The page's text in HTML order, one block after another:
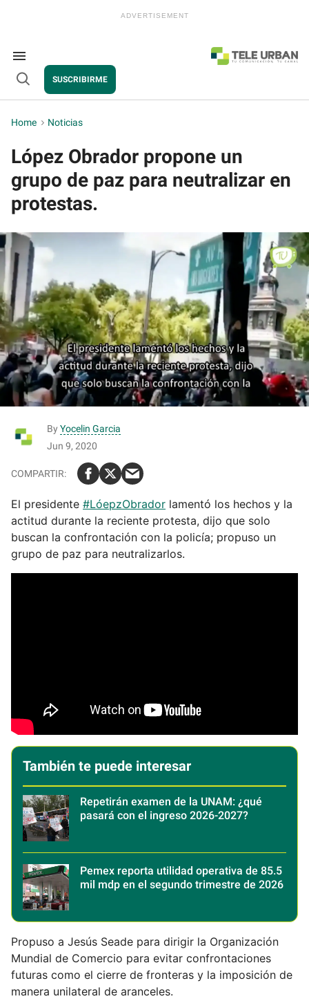
Search
&
Section
Navigation
Open
SUSCRIBIRME
Home > Noticias
López Obrador propone un
grupo de paz para neutralizar en
protestas.
By Yocelin Garcia
Jun 9, 2020
El presidente #LóepzObrador lamentó los hechos y la
actitud durante la reciente protesta, dijo que solo
buscan la confrontación con la policía; propuso un
grupo de paz para neutralizarlos.
También te puede interesar
Repetirán examen de la UNAM: ¿qué
pasará con el ingreso 2026-2027?
Pemex reporta utilidad operativa de 85.5
mil mdp en el segundo trimestre de 2026
Propuso a Jesús Seade para dirigir la Organización
Mundial de Comercio para evitar confrontaciones
futuras como el cierre de fronteras y la imposición de
manera unilateral de aranceles.